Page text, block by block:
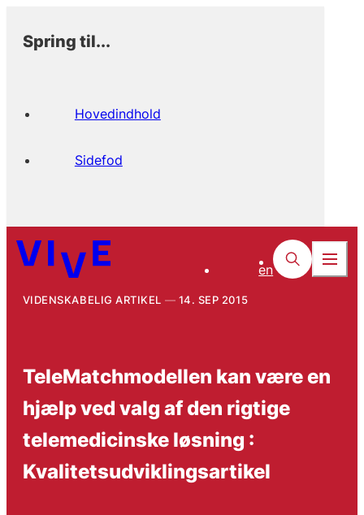
Spring til...
Hovedindhold
Sidefod
en
VIDENSKABELIG ARTIKEL 14. SEP 2015
TeleMatchmodellen kan være en
hjælp ved valg af den rigtige
telemedicinske løsning :
Kvalitetsudviklingsartikel